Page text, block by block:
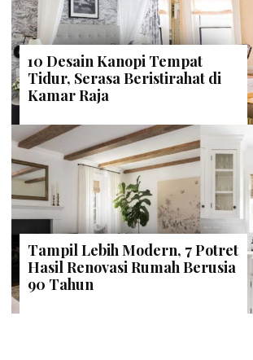
10 Desain Kanopi Tempat
Tidur, Serasa Beristirahat di
Kamar Raja
Tampil Lebih Modern, 7 Potret
Hasil Renovasi Rumah Berusia
90 Tahun